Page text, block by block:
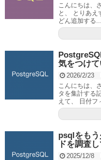
こんにちは、
と、 とりあえ
どん追加する...
気をつけて
2026/2/23
こんにちは、
タを集計する
えて、 日付フ
psqlをも
ドを調査
2025/12/8